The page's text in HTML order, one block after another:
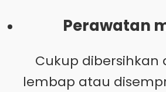
Perawatan
Cukup dibersihkan
lembap atau